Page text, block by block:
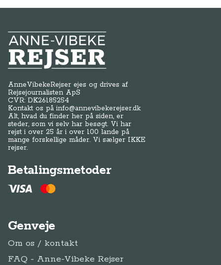
Anne-Vibeke Rejser
AnneVibekeRejser ejes og drives af
Rejsejournalisten ApS
CVR: DK26185254
Kontakt os påinfo@annevibekerejser.dk
Alt, hvad du finder her på siden, er
steder, som vi selv har besøgt. Vi har
rejst i over 25 år i over 100 lande på
mange forskellige måder. Vi sælger IKKE
rejser.
Betalingsmetoder
Genveje
Om os / kontakt
FAQ - Anne-Vibeke Rejser